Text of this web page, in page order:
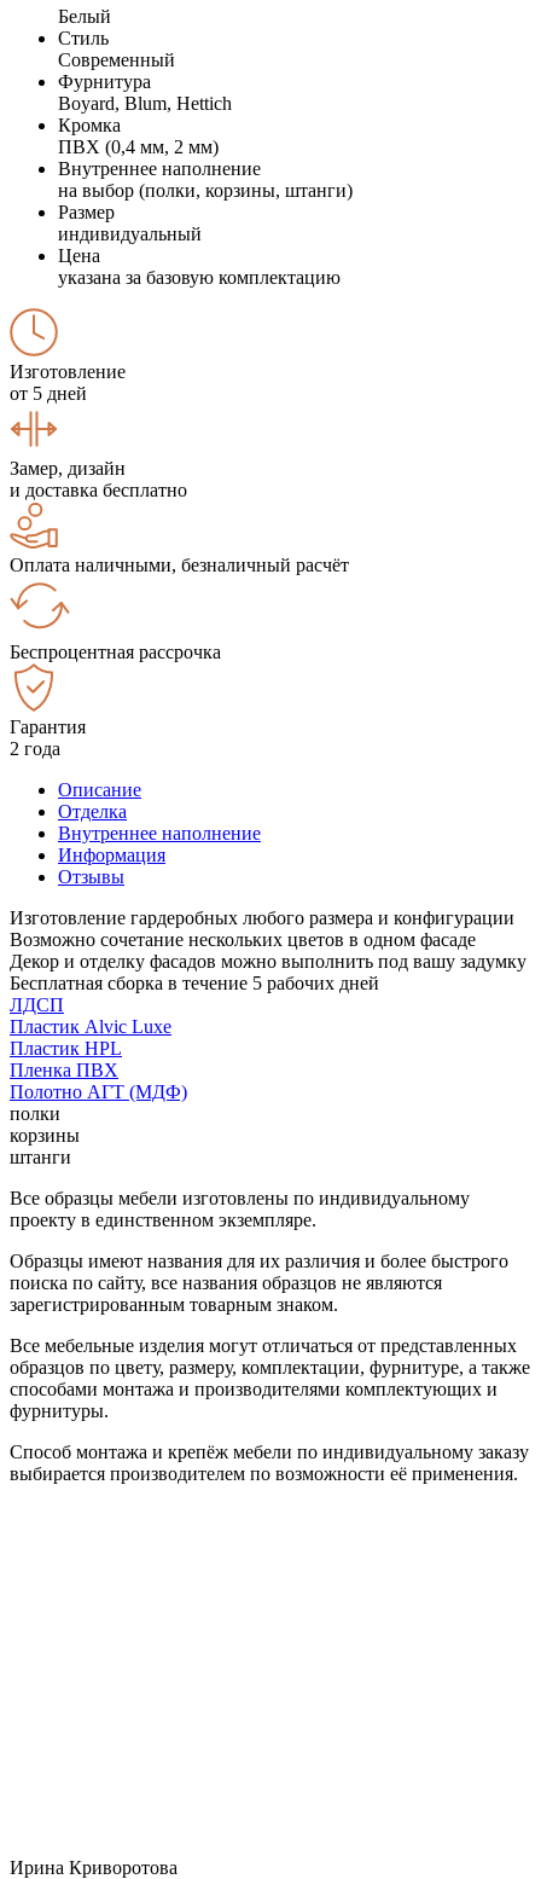
Белый
Стиль
Современный
Фурнитура
Boyard, Blum, Hettich
Кромка
ПВХ (0,4 мм, 2 мм)
Внутреннее наполнение
на выбор (полки, корзины, штанги)
Размер
индивидуальный
Цена
указана за базовую комплектацию
Изготовление
от 5 дней
Замер, дизайн
и доставка бесплатно
Оплата наличными, безналичный расчёт
Беспроцентная рассрочка
Гарантия
2 года
Описание
Отделка
Внутреннее наполнение
Информация
Отзывы
Изготовление гардеробных любого размера и конфигурации
Возможно сочетание нескольких цветов в одном фасаде
Декор и отделку фасадов можно выполнить под вашу задумку
Бесплатная сборка в течение 5 рабочих дней
ЛДСП
Пластик Alvic Luxe
Пластик HPL
Пленка ПВХ
Полотно АГТ (МДФ)
полки
корзины
штанги
Все образцы мебели изготовлены по индивидуальному
проекту в единственном экземпляре.
Образцы имеют названия для их различия и более быстрого
поиска по сайту, все названия образцов не являются
зарегистрированным товарным знаком.
Все мебельные изделия могут отличаться от представленных
образцов по цвету, размеру, комплектации, фурнитуре, а также
способами монтажа и производителями комплектующих и
фурнитуры.
Способ монтажа и крепёж мебели по индивидуальному заказу
выбирается производителем по возможности её применения.
Ирина Криворотова